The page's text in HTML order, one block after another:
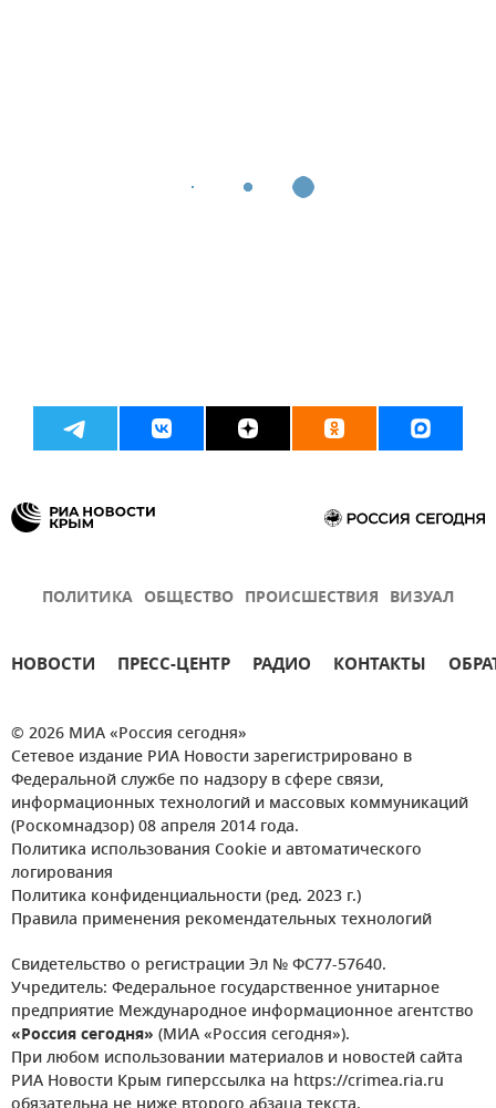
ПОЛИТИКА ОБЩЕСТВО ПРОИСШЕСТВИЯ ВИЗУАЛ
НОВОСТИ ПРЕСС-ЦЕНТР РАДИО КОНТАКТЫ
© 2026 МИА «Россия сегодня»
Сетевое издание РИА Новости зарегистрировано в
Федеральной службе по надзору в сфере связи,
информационных технологий и массовых коммуникаций
(Роскомнадзор) 08 апреля 2014 года.
Политика использования Cookie и автоматического
логирования
Политика конфиденциальности (ред. 2023 г.)
Правила применения рекомендательных технологий
Свидетельство о регистрации Эл № ФС77-57640.
Учредитель: Федеральное государственное унитарное
предприятие Международное информационное агентство
«Россия сегодня» (МИА «Россия сегодня»).
При любом использовании материалов и новостей сайта
РИА Новости Крым гиперссылка на https://crimea.ria.ru